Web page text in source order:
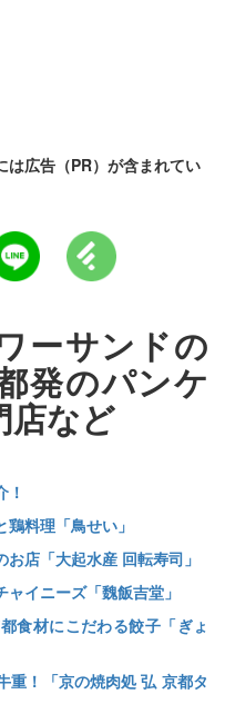
は広告（PR）が含まれてい
ーサンドの
発のパンケ
店など
鶏料理「鳥せい」
お店「大起水産 回転寿司」
ャイニーズ「魏飯吉堂」
食材にこだわる餃子「ぎょ
重！「京の焼肉処 弘 京都タ